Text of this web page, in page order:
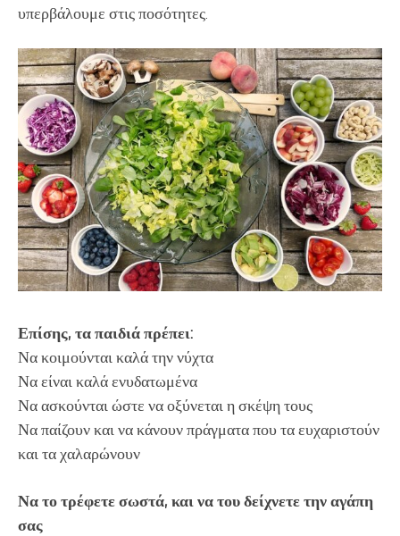
υπερβάλουμε στις ποσότητες.
Επίσης, τα παιδιά πρέπει:
Να κοιμούνται καλά την νύχτα
Να είναι καλά ενυδατωμένα
Να ασκούνται ώστε να οξύνεται η σκέψη τους
Να παίζουν και να κάνουν πράγματα που τα ευχαριστούν
και τα χαλαρώνουν
Να το τρέφετε σωστά, και να του δείχνετε την αγάπη
σας